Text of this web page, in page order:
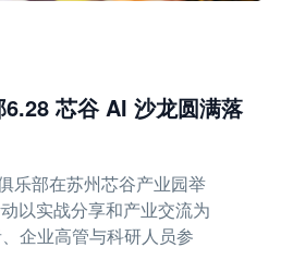
芯谷 AI 沙龙圆满落
乐部在苏州芯谷产业园举
以实战分享和产业交流为
企业高管与科研人员参